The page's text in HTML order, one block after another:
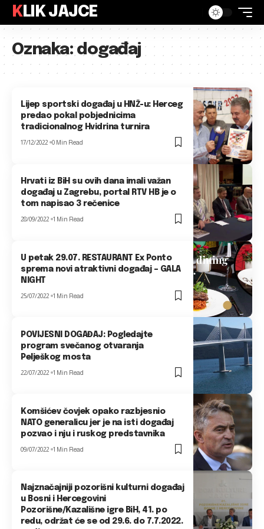
KLIK JAJCE
Oznaka:događaj
Lijep sportski događaj u HNŽ-u: Herceg
predao pokal pobjednicima
tradicionalnog Hvidrina turnira
17/12/2022 0 Min Read
Hrvati iz BiH su ovih dana imali važan
događaj u Zagrebu, portal RTV HB je o
tom napisao 3 rečenice
28/09/2022 1 Min Read
U petak 29.07. RESTAURANT Ex Ponto
sprema novi atraktivni događaj – GALA
NIGHT
25/07/2022 1 Min Read
POVIJESNI DOGAĐAJ: Pogledajte
program svečanog otvaranja
Pelješkog mosta
22/07/2022 1 Min Read
Komšićev čovjek opako razbjesnio
NATO generalicu jer je na isti događaj
pozvao i nju i ruskog predstavnika
09/07/2022 1 Min Read
Najznačajniji pozorišni kulturni događaj
u Bosni i Hercegovini
Pozorišne/Kazališne igre BiH, 41. po
redu, održat će se od 29.6. do 7.7.2022.